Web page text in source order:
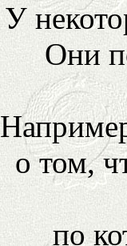
У
Они
о том,
по